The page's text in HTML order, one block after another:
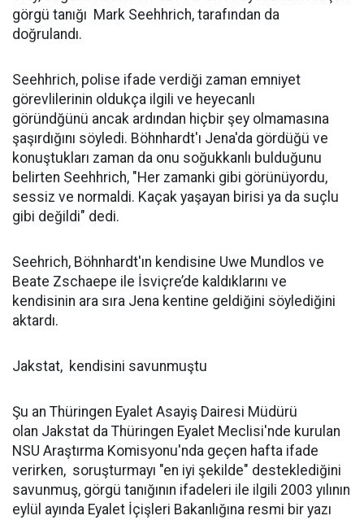
görgü tanığı Mark Seehhrich, tarafından da
doğrulandı.
Seehhrich, polise ifade verdiği zaman emniyet
görevlilerinin oldukça ilgili ve heyecanlı
göründğünü ancak ardından hiçbir şey olmamasına
şaşırdığını söyledi. Böhnhardt'ı Jena'da gördüğü ve
konuştukları zaman da onu soğukkanlı bulduğunu
belirten Seehhrich, "Her zamanki gibi görünüyordu,
sessiz ve normaldi. Kaçak yaşayan birisi ya da suçlu
gibi değildi" dedi.
Seehrich, Böhnhardt'ın kendisine Uwe Mundlos ve
Beate Zschaepe ile İsviçre’de kaldıklarını ve
kendisinin ara sıra Jena kentine geldiğini söylediğini
aktardı.
Jakstat, kendisini savunmuştu
Şu an Thüringen Eyalet Asayiş Dairesi Müdürü
olan Jakstat da Thüringen Eyalet Meclisi'nde kurulan
NSU Araştırma Komisyonu'nda geçen hafta ifade
verirken, soruşturmayı "en iyi şekilde" desteklediğini
savunmuş, görgü tanığının ifadeleri ile ilgili 2003 yılının
eylül ayında Eyalet İçişleri Bakanlığına resmi bir yazı